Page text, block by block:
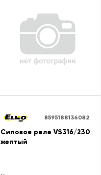
8595188136082
Силовое реле VS316/230
желтый